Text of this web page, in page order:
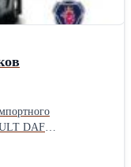
DAF
ГБЦ, форсунки,